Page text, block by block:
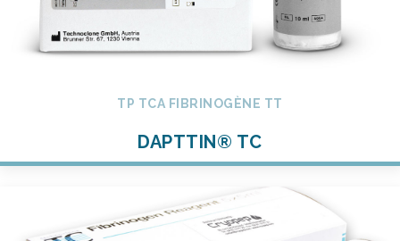
TP TCA FIBRINOGÈNE TT
DAPTTIN® TC